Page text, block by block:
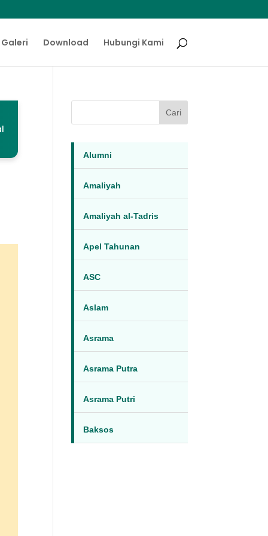
Galeri Download Hubungi Kami
Cari
Alumni
Amaliyah
Amaliyah al-Tadris
Apel Tahunan
ASC
Aslam
Asrama
Asrama Putra
Asrama Putri
Baksos